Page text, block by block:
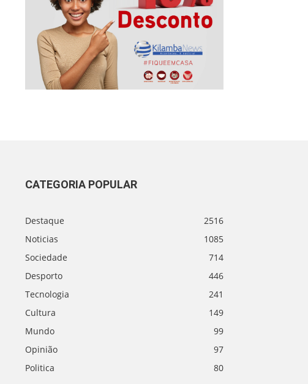
CATEGORIA POPULAR
Destaque
2516
Noticias
1085
Sociedade
714
Desporto
446
Tecnologia
241
Cultura
149
Mundo
99
Opinião
97
Politica
80